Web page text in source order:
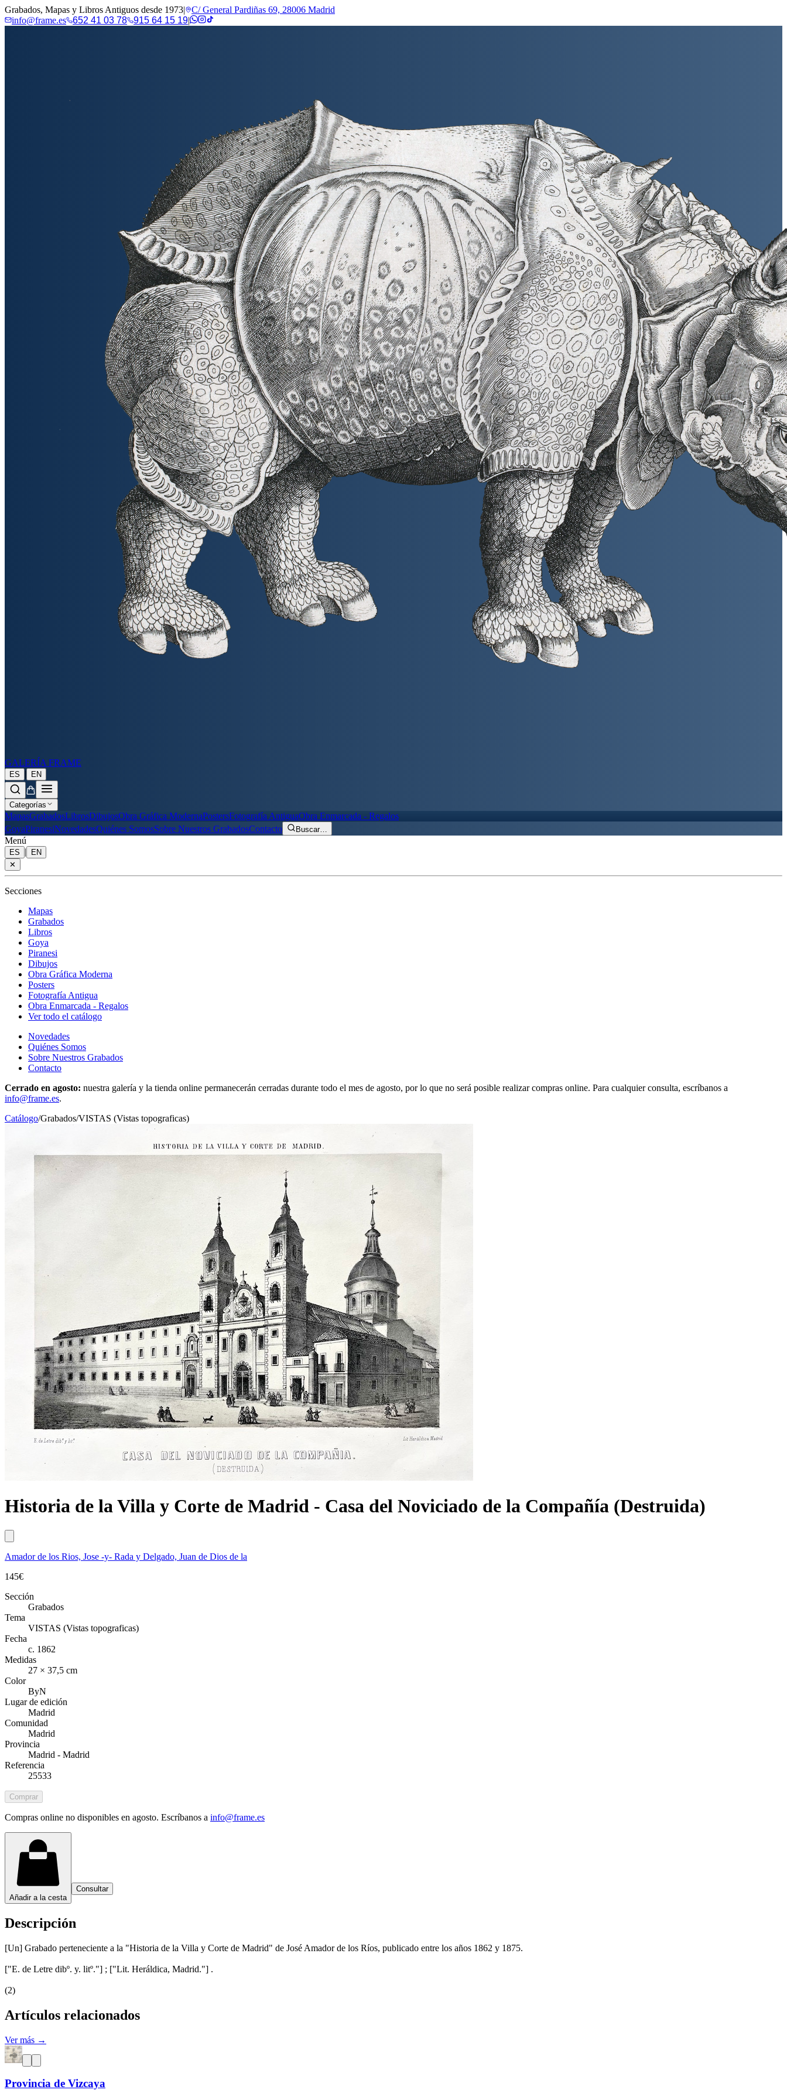
Grabados, Mapas y Libros Antiguos desde 1973|
C/ General Pardiñas 69, 28006 Madrid
info@frame.es
652 41 03 78 915 64 15 19|
GALERÍA FRAME
ES | EN
Categorías
MapasGrabadosLibrosDibujosObra Gráfica ModernaPostersFotografía AntiguaObra Enmarcada - Regalos
GoyaPiranesiNovedadesQuiénes SomosSobre Nuestros GrabadosContacto Buscar…
Menú
ES |
EN
✕
Secciones
Mapas
Grabados
Libros
Goya
Piranesi
Dibujos
Obra Gráfica Moderna
Posters
Fotografía Antigua
Obra Enmarcada - Regalos
Ver todo el catálogo
Novedades
Quiénes Somos
Sobre Nuestros Grabados
Contacto
Cerrado en agosto: nuestra galería y la tienda online permanecerán cerradas durante todo el mes de agosto, por lo que no será posible realizar compras online. Para cualquier consulta, escríbanos a
info@frame.es.
Catálogo/Grabados/VISTAS (Vistas topograficas)
Historia de la Villa y Corte de Madrid - Casa del Noviciado de la Compañía (Destruida)
Amador de los Rios, Jose -y- Rada y Delgado, Juan de Dios de la
145€
Sección
Grabados
Tema
VISTAS (Vistas topograficas)
Fecha
c. 1862
Medidas
27 × 37,5 cm
Color
ByN
Lugar de edición
Madrid
Comunidad
Madrid
Provincia
Madrid - Madrid
Referencia
25533
Comprar
Compras online no disponibles en agosto. Escríbanos a info@frame.es
Añadir a la cesta
Consultar
Descripción
[Un] Grabado perteneciente a la "Historia de la Villa y Corte de Madrid" de José Amador de los Ríos, publicado entre los años 1862 y 1875.
["E. de Letre dibº. y. litº."] ; ["Lit. Heráldica, Madrid."] .
(2)
Artículos relacionados
Ver más →
Provincia de Vizcaya